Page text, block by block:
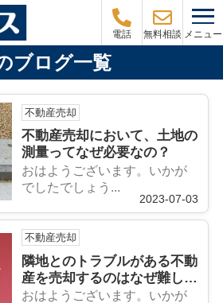
電話 無料相談 メニュー
ブログ一覧
不動産売却
不動産売却において、土地の
測量ってなぜ必要なの？
おはようございます。いかが
でしたでしょう...
2023-07-03
不動産売却
隣地とのトラブルがある不動
産を売却するのはなぜ難しい
のか？
おはようございます。いかが